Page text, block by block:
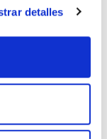
detalles
Los racks
su identificación
de 960 puntas
colores para
de